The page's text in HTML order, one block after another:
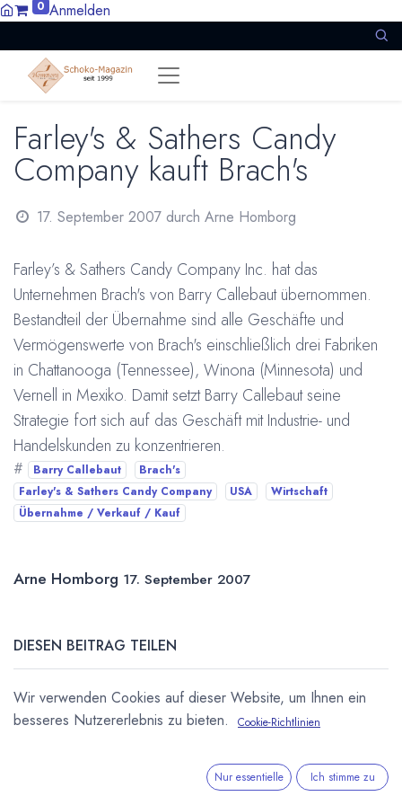
0 Anmelden
Farley's & Sathers Candy
Company kauft Brach's
17. September 2007 durch Arne Homborg
Farley’s & Sathers Candy Company Inc. hat das
Unternehmen Brach's von Barry Callebaut übernommen.
Bestandteil der Übernahme sind alle Geschäfte und
Vermögenswerte von Brach's einschließlich drei Fabriken
in Chattanooga (Tennessee), Winona (Minnesota) und
Vernell in Mexiko. Damit setzt Barry Callebaut seine
Strategie fort sich auf das Geschäft mit Industrie- und
Handelskunden zu konzentrieren.
# Barry Callebaut
Brach's
Farley's & Sathers Candy Company
USA
Wirtschaft
Übernahme / Verkauf / Kauf
Arne Homborg 17. September 2007
DIESEN BEITRAG TEILEN
Wir verwenden Cookies auf dieser Website, um Ihnen ein
besseres Nutzererlebnis zu bieten.
Cookie-Richtlinien
Nur essentielle Ich stimme zu